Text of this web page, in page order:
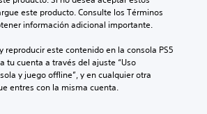
este producto. Consulte los Términos
información adicional importante.
reproducir este contenido en la consola PS5
tu cuenta a través del ajuste “Uso
y juego offline”, y en cualquier otra
entres con la misma cuenta.